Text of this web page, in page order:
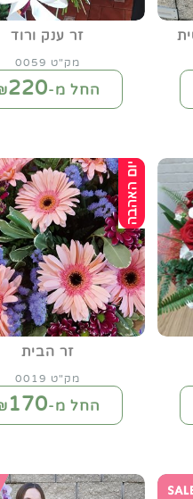
זר ענק ורוד
מק"ט 0059
החל מ-₪220
זר הבית
מק"ט 0019
החל מ-₪170